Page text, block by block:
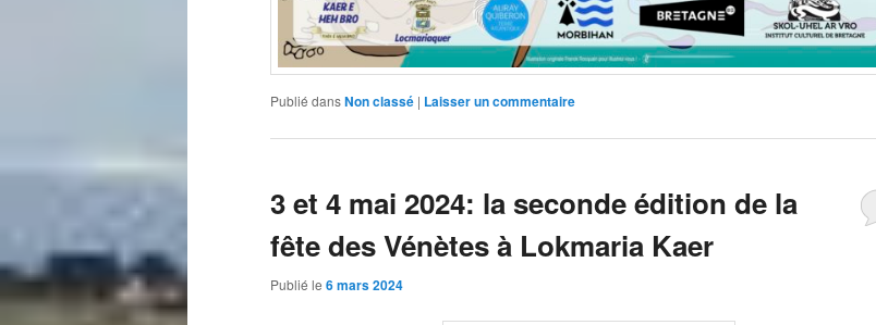
Publié dansNon classé | Laisser un commentaire
3 et 4 mai 2024: la seconde édition de la
fête des Vénètes à Lokmaria Kaer
Publié le 6 mars 2024